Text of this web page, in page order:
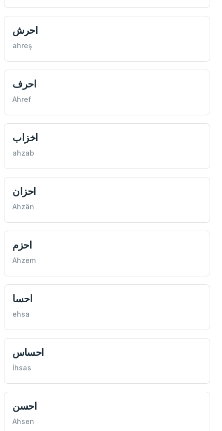
احرش
ahreş
احرف
Ahref
اخزاب
ahzab
احزان
Ahzân
احزم
Ahzem
احسا
ehsa
احساس
İhsas
احسن
Ahsen